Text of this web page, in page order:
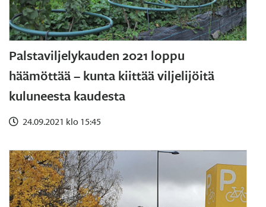
Palstaviljelykauden 2021 loppu
häämöttää – kunta kiittää viljelijöitä
kuluneesta kaudesta
24.09.2021 klo 15:45